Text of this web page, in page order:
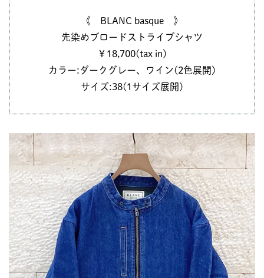
《 BLANC basque 》
先染めブロードストライプシャツ
￥18,700(tax in)
カラー:ダークグレー、ワイン(2色展開)
サイズ:38(1サイズ展開)